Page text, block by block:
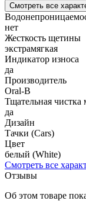
Смотреть все
нет
Жесткость щетины
экстрамягкая
Индикатор износа
да
Производитель
Oral-B
Тщательная
да
Дизайн
Тачки (Cars)
Цвет
белый (White)
Смотреть все
Отзывы
Об этом товаре